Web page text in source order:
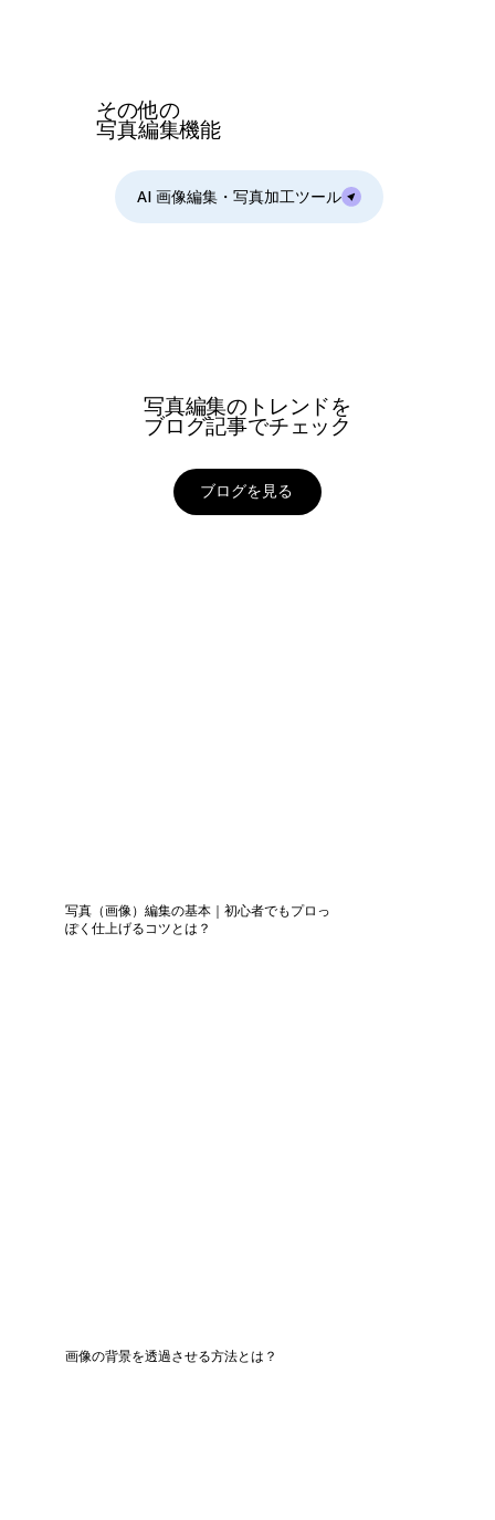
その他の
写真編集機能
AI 画像編集・写真加工ツール
写真編集のトレンドを
ブログ記事でチェック
ブログを見る
写真（画像）編集の基本｜初心者でもプロっ
ぽく仕上げるコツとは？
画像の背景を透過させる方法とは？